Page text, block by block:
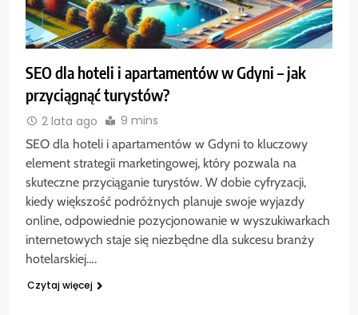
SEO dla hoteli i apartamentów w Gdyni – jak
przyciągnąć turystów?
2 lata ago 9 mins
SEO dla hoteli i apartamentów w Gdyni to kluczowy
element strategii marketingowej, który pozwala na
skuteczne przyciąganie turystów. W dobie cyfryzacji,
kiedy większość podróżnych planuje swoje wyjazdy
online, odpowiednie pozycjonowanie w wyszukiwarkach
internetowych staje się niezbędne dla sukcesu branży
hotelarskiej….
Czytaj więcej